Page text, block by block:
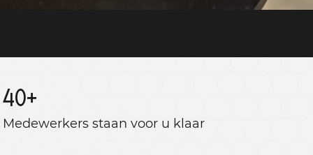
40+
Medewerkers staan ​​voor u klaar